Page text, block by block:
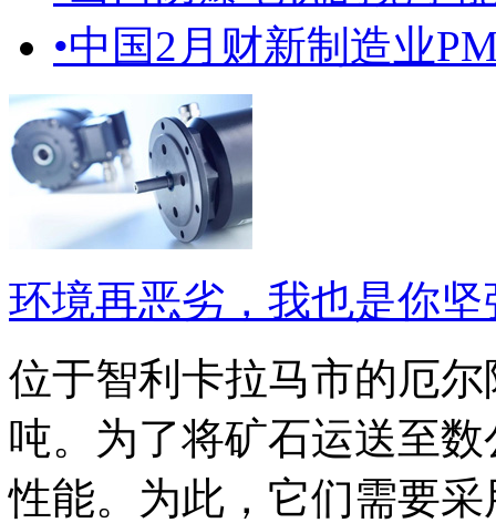
•中国2月财新制造业
环境再恶劣，我也是你
位于智利卡拉马市的厄
吨。为了将矿石运送至
性能。为此，它们需要